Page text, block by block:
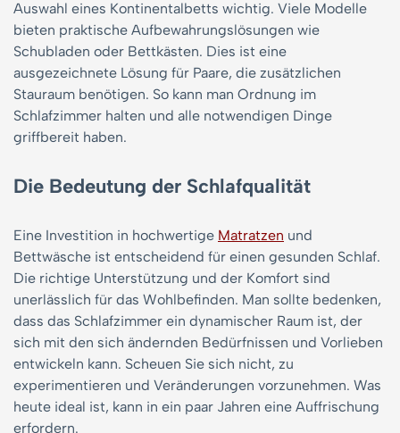
Auswahl eines Kontinentalbetts wichtig. Viele Modelle
bieten praktische Aufbewahrungslösungen wie
Schubladen oder Bettkästen. Dies ist eine
ausgezeichnete Lösung für Paare, die zusätzlichen
Stauraum benötigen. So kann man Ordnung im
Schlafzimmer halten und alle notwendigen Dinge
griffbereit haben.
Die Bedeutung der Schlafqualität
Eine Investition in hochwertige Matratzen und
Bettwäsche ist entscheidend für einen gesunden Schlaf.
Die richtige Unterstützung und der Komfort sind
unerlässlich für das Wohlbefinden. Man sollte bedenken,
dass das Schlafzimmer ein dynamischer Raum ist, der
sich mit den sich ändernden Bedürfnissen und Vorlieben
entwickeln kann. Scheuen Sie sich nicht, zu
experimentieren und Veränderungen vorzunehmen. Was
heute ideal ist, kann in ein paar Jahren eine Auffrischung
erfordern.